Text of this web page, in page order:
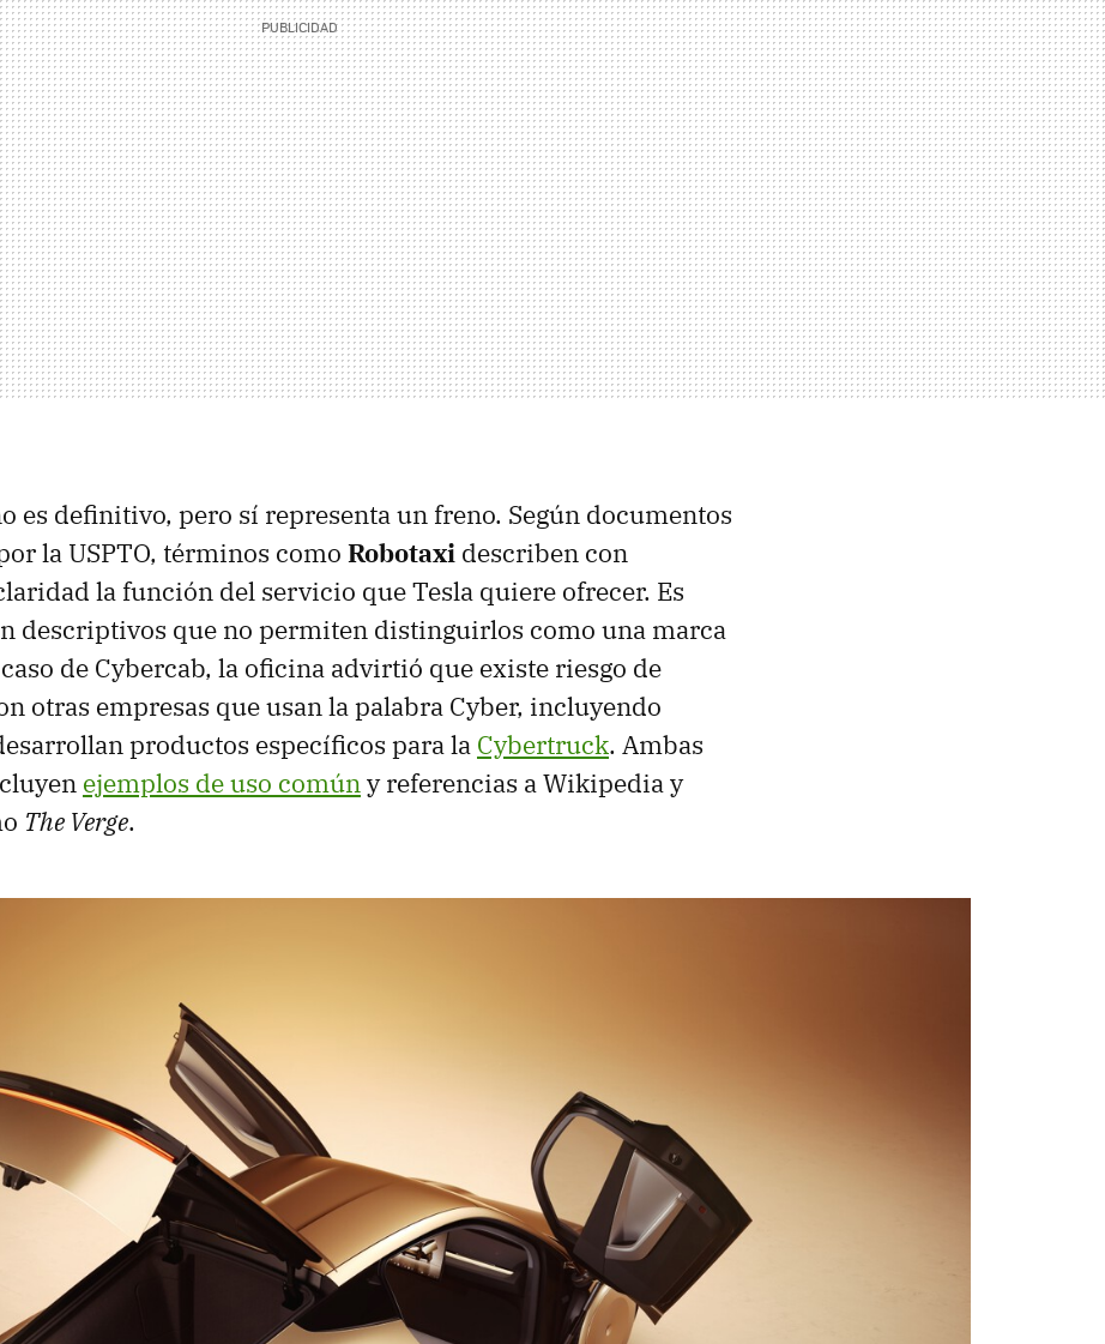
es definitivo, pero sí representa un freno. Según documentos
la USPTO, términos como Robotaxi describen con
la función del servicio que Tesla quiere ofrecer. Es
descriptivos que no permiten distinguirlos como una marca
de Cybercab, la oficina advirtió que existe riesgo de
otras empresas que usan la palabra Cyber, incluyendo
productos específicos para la Cybertruck. Ambas
ejemplos de uso comúny referencias a Wikipedia y
The Verge.